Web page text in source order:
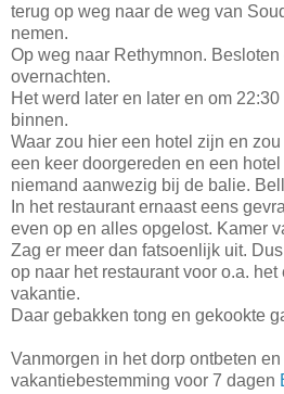
terug op weg naar de weg van
nemen.
Op weg naar Rethymnon.
overnachten.
Het werd later en later en om
binnen.
Waar zou hier een hotel zijn en
een keer doorgereden en een
niemand aanwezig bij de balie.
In het restaurant ernaast eens
even op en alles opgelost. Kamer
Zag er meer dan fatsoenlijk uit.
op naar het restaurant voor o.a.
vakantie.
Daar gebakken tong en gekookte
Vanmorgen in het dorp ontbeten
vakantiebestemming voor 7 dagen